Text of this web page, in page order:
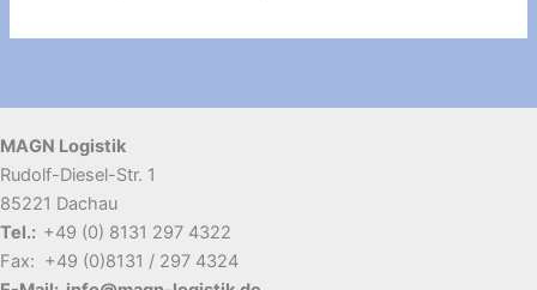
MAGN Logistik
Rudolf-Diesel-Str. 1
85221 Dachau
Tel.: +49 (0) 8131 297 4322
Fax: +49 (0)8131 / 297 4324